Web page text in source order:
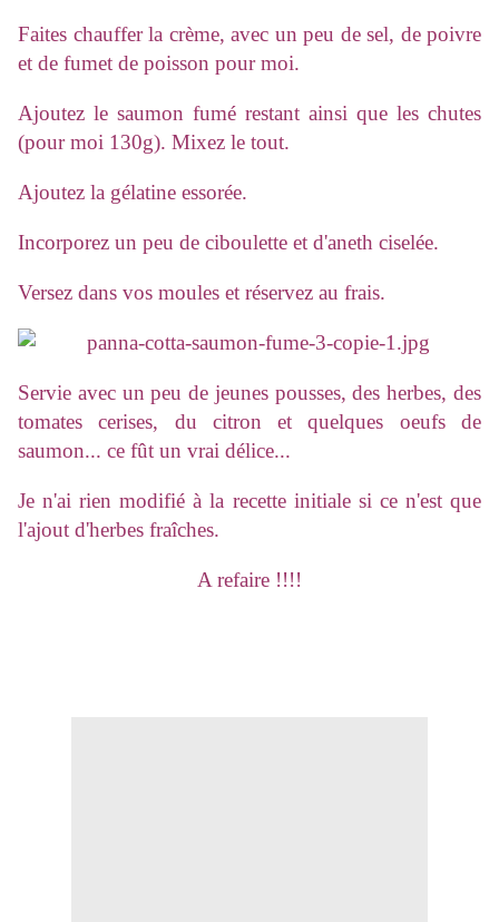
Faites chauffer la crème, avec un peu de sel, de poivre
et de fumet de poisson pour moi.
Ajoutez le saumon fumé restant ainsi que les chutes
(pour moi 130g). Mixez le tout.
Ajoutez la gélatine essorée.
Incorporez un peu de ciboulette et d'aneth ciselée.
Versez dans vos moules et réservez au frais.
Servie avec un peu de jeunes pousses, des herbes, des
tomates cerises, du citron et quelques oeufs de
saumon... ce fût un vrai délice...
Je n'ai rien modifié à la recette initiale si ce n'est que
l'ajout d'herbes fraîches.
A refaire !!!!